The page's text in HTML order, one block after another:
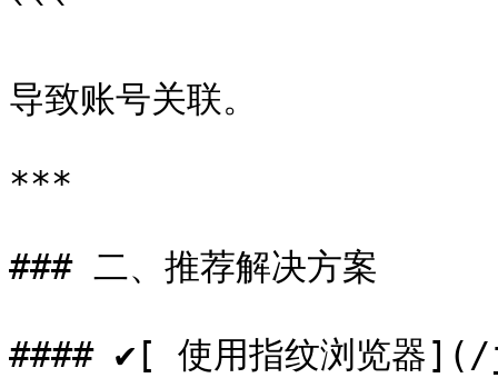
```
导致账号关联。
***
### 二、推荐解决方案
#### ✔[ 使用指纹浏览